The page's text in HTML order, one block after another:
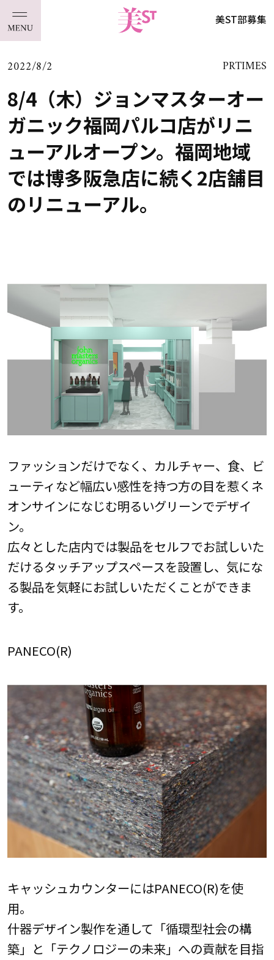
美ST部募集
2022/8/2 PRTIMES
8/4（木）ジョンマスターオー
ガニック福岡パルコ店がリニ
ューアルオープン。福岡地域
では博多阪急店に続く2店舗目
のリニューアル。
ファッションだけでなく、カルチャー、食、ビ
ューティなど幅広い感性を持つ方の目を惹くネ
オンサインになじむ明るいグリーンでデザイ
ン。
広々とした店内では製品をセルフでお試しいた
だけるタッチアップスペースを設置し、気にな
る製品を気軽にお試しいただくことができま
す。
PANECO(R)
キャッシュカウンターにはPANECO(R)を使
用。
什器デザイン製作を通して「循環型社会の構
築」と「テクノロジーの未来」への貢献を目指